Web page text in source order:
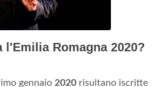
Romagna 2020?
gennaio 2020 risultano iscritte